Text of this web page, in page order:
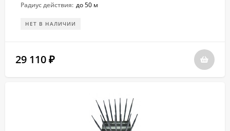
Радиус действия: до 50 м
НЕТ В НАЛИЧИИ
29 110 ₽